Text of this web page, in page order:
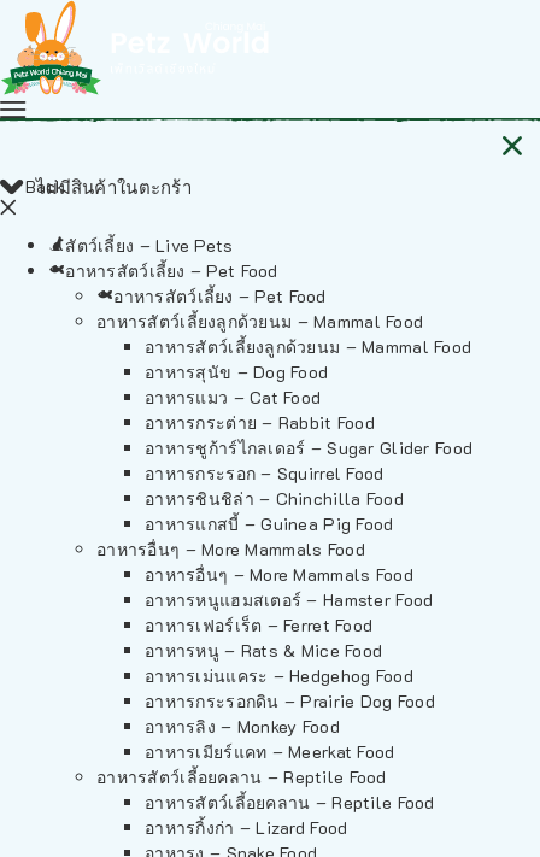
ไม่มีสินค้าในตะกร้า
Back
สัตว์เลี้ยง – Live Pets
อาหารสัตว์เลี้ยง – Pet Food
อาหารสัตว์เลี้ยง – Pet Food
อาหารสัตว์เลี้ยงลูกด้วยนม – Mammal Food
อาหารสัตว์เลี้ยงลูกด้วยนม – Mammal Food
อาหารสุนัข – Dog Food
อาหารแมว – Cat Food
อาหารกระต่าย – Rabbit Food
อาหารชูก้าร์ไกลเดอร์ – Sugar Glider Food
อาหารกระรอก – Squirrel Food
อาหารชินชิล่า – Chinchilla Food
อาหารแกสบี้ – Guinea Pig Food
อาหารอื่นๆ – More Mammals Food
อาหารอื่นๆ – More Mammals Food
อาหารหนูแฮมสเตอร์ – Hamster Food
อาหารเฟอร์เร็ต – Ferret Food
อาหารหนู – Rats & Mice Food
อาหารเม่นแคระ – Hedgehog Food
อาหารกระรอกดิน – Prairie Dog Food
อาหารลิง – Monkey Food
อาหารเมียร์แคท – Meerkat Food
อาหารสัตว์เลี้อยคลาน – Reptile Food
อาหารสัตว์เลี้อยคลาน – Reptile Food
อาหารกิ้งก่า – Lizard Food